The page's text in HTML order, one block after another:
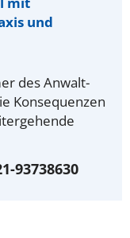
und
des Anwalt-
Konsequenzen
93738630